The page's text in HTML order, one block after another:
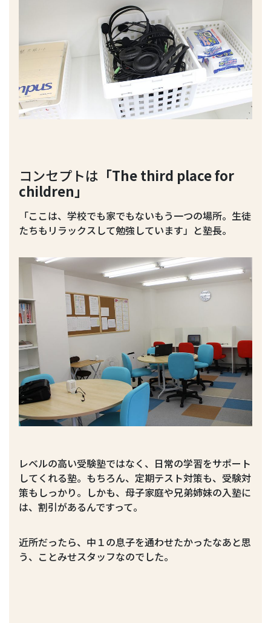
コンセプトは 「The third place for
children」
「ここは、学校でも家でもないもう一つの場所。生徒
たちもリラックスして勉強しています」と塾長。
レベルの高い受験塾ではなく、日常の学習をサポート
してくれる塾。もちろん、定期テスト対策も、受験対
策もしっかり。しかも、母子家庭や兄弟姉妹の入塾に
は、割引があるんですって。
近所だったら、中１の息子を通わせたかったなあと思
う、ことみせスタッフなのでした。